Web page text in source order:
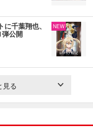
千葉翔也、
弾公開
NEW
見る